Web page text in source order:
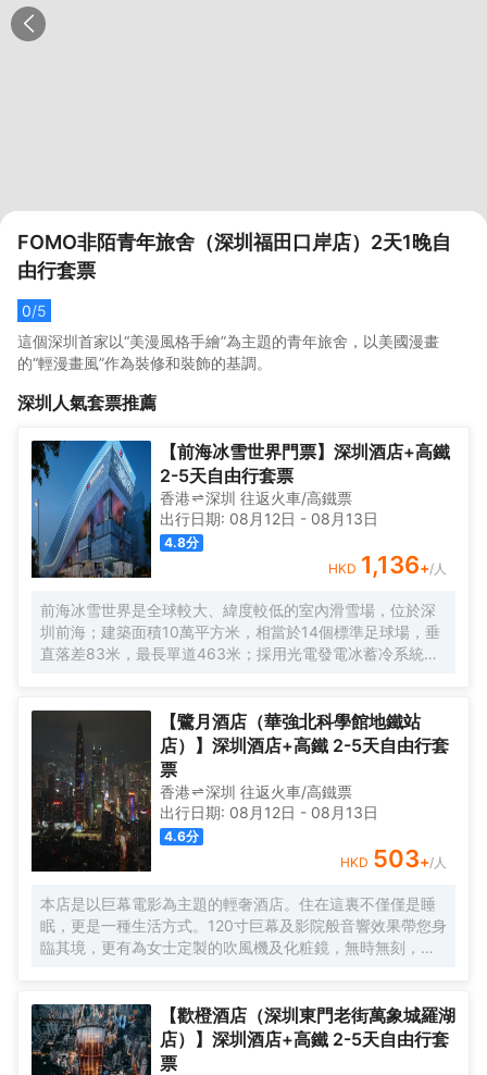
FOMO非陌青年旅舍（深圳福田口岸店）2天1晚自
由行套票
0/5
這個深圳首家以“美漫風格手繪”為主題的青年旅舍，以美國漫畫
的“輕漫畫風”作為裝修和裝飾的基調。
深圳 人氣套票推薦
【前海冰雪世界門票】深圳酒店+高鐵
2-5天自由行套票
香港 深圳 往返火車/高鐵票
出行日期: 08月12日 - 08月13日
4.8分
HKD 1,136+/人
前海冰雪世界是全球較大、緯度較低的室內滑雪場，位於深
圳前海；建築面積10萬平方米，相當於14個標準足球場，垂
直落差83米，最長單道463米‌；採用光電發電冰蓄冷系統，
【鷺月酒店（華強北科學館地鐵站
店）】深圳酒店+高鐵 2-5天自由行套
票
香港 深圳 往返火車/高鐵票
出行日期: 08月12日 - 08月13日
4.6分
HKD 503+/人
本店是以巨幕電影為主題的輕奢酒店。住在這裏不僅僅是睡
眠，更是一種生活方式。120寸巨幕及影院般音響效果帶您身
臨其境，更有為女士定製的吹風機及化粧鏡，無時無刻，呈
【歡橙酒店（深圳東門老街萬象城羅湖
店）】深圳酒店+高鐵 2-5天自由行套
票